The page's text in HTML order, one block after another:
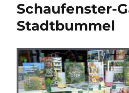
Schaufenster-
Stadtbummel